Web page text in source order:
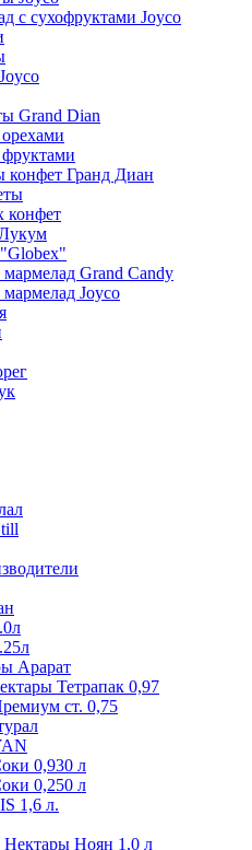
с сухофруктами Joyco
Grand Dian
орехами
фруктами
конфет Гранд Диан
конфет
Grand Candy
Joyco
Арарат
Тетрапак 0,97
ст. 0,75
0,930 л
0,250 л
1,6 л.
Ноян 1,0 л